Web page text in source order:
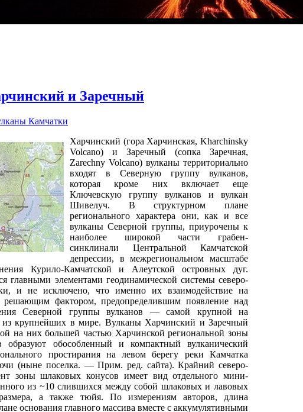
и Заречный
Камчатки
Харчинский (гора Харчинская, Kharchinsky
Volcano) и Заречный (сопка Заречная,
Zarechny Volcano) вулканы территориально
входят в Северную группу вулканов,
которая кроме них включает еще
Ключевскую группу вулканов и вулкан
Шивелуч. В структурном плане
регионального характера они, как и все
вулканы Северной группы, приурочены к
наиболее широкой части грабен-
синклинали Центральной Камчатской
депрессии, в межрегиональном масштабе
Курило-Камчатской и Алеутской островных дуг.
главными элементами геодинамической системы северо-
и не исключено, что именно их взаимодействие на
решающим фактором, предопределившим появление над
Северной группы вулканов — самой крупной на
крупнейших в мире. Вулканы Харчинский и Заречный
на них большей частью Харчинской региональной зоны
образуют обособленный и компактный вулканический
простирания на левом берегу реки Камчатка
(ныне поселка. — Прим. ред. сайта). Крайний северо-
зоны шлаковых конусов имеет вид отдельного мини-
из ~10 слившихся между собой шлаковых и лавовых
а также тюйя. По измерениям авторов, длина
основания главного массива вместе с аккумулятивными